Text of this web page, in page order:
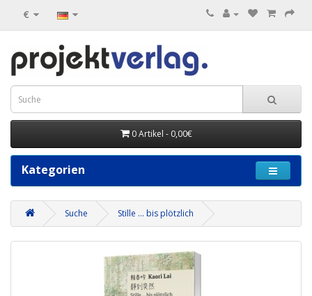
€
0 Artikel - 0,00€
Kategorien
Suche Stille ... bis plötzlich